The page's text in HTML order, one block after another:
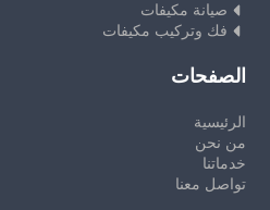
صيانة مكيفات
فك وتركيب مكيفات
الصفحات
الرئيسية
من نحن
خدماتنا
تواصل معنا